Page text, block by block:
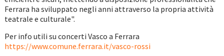
Ferrara ha sviluppato negli anni attraverso la propria attività
teatrale e culturale".
Per info utili su concerti Vasco a Ferrara
https://www.comune.ferrara.it/vasco-rossi